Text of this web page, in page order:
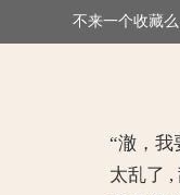
>媚倾天下：
“澈，我要
太乱了 ,
不来一个收藏么